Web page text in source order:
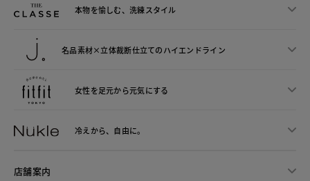
本物を愉しむ、洗練スタイル
名品素材×立体裁断仕立てのハイエンドライン
女性を足元から元気にする
冷えから、 自由に。
店舗案内